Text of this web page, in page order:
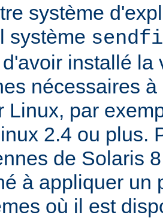
système
système
installé la
nécessaires
Linux, par
2.4 ou plus.
de Solaris
à appliquer un
où il est